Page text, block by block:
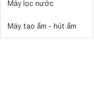
Máy lọc nước
Máy tạo ẩm - hút ẩm